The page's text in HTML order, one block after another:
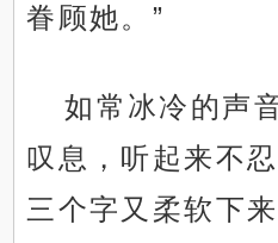
眷顾她。”
如常冰冷的声
叹息，听起来不
三个字又柔软下